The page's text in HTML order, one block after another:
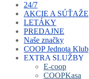
24/7
AKCIE A SÚŤAŽE
LETÁKY
PREDAJNE
Naše značky
COOP Jednota Klub
EXTRA SLUŽBY
E-coop
COOPKasa